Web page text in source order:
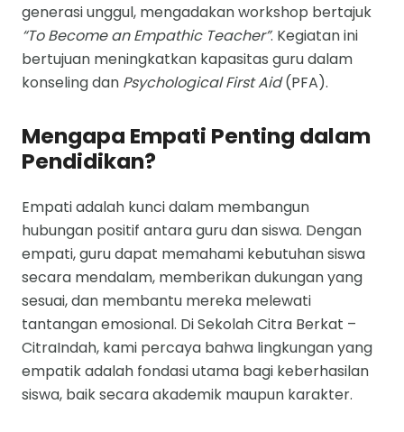
generasi unggul, mengadakan workshop bertajuk
“To Become an Empathic Teacher”. Kegiatan ini
bertujuan meningkatkan kapasitas guru dalam
konseling dan Psychological First Aid(PFA).
Mengapa Empati Penting dalam
Pendidikan?
Empati adalah kunci dalam membangun
hubungan positif antara guru dan siswa. Dengan
empati, guru dapat memahami kebutuhan siswa
secara mendalam, memberikan dukungan yang
sesuai, dan membantu mereka melewati
tantangan emosional. Di Sekolah Citra Berkat –
CitraIndah, kami percaya bahwa lingkungan yang
empatik adalah fondasi utama bagi keberhasilan
siswa, baik secara akademik maupun karakter.